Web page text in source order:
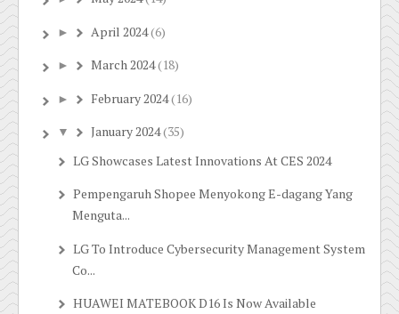
► April 2024(6)
► March 2024(18)
► February 2024(16)
▼ January 2024(35)
LG Showcases Latest Innovations At CES 2024
Pempengaruh Shopee Menyokong E-dagang Yang
Menguta...
LG To Introduce Cybersecurity Management System
Co...
HUAWEI MATEBOOK D16 Is Now Available